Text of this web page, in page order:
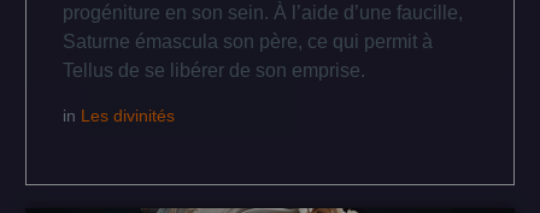
progéniture en son sein. À l’aide d’une faucille,
Saturne émascula son père, ce qui permit à
Tellus de se libérer de son emprise.
in Les divinités